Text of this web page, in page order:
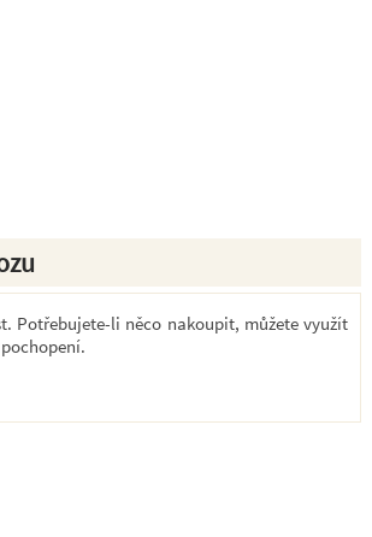
Potřebujete-li něco nakoupit, můžete využít